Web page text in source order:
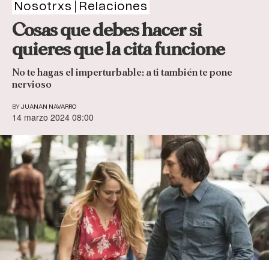
Nosotrxs Relaciones
Cosas que debes hacer si
quieres que la cita funcione
No te hagas el imperturbable: a ti también te pone
nervioso
BY JUANAN NAVARRO
14 marzo 2024 08:00